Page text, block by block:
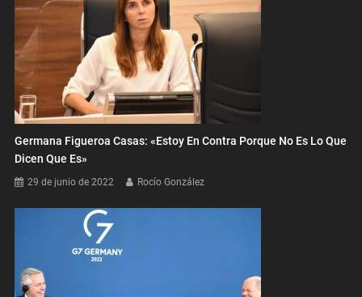
Germana Figueroa Casas: «Estoy En Contra Porque No Es Lo Que
Dicen Que Es»
29 de junio de 2022 Rocío González